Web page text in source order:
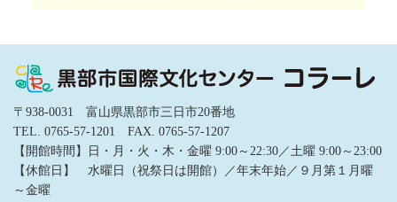
〒938-0031 富山県黒部市三日市20番地
TEL. 0765-57-1201 FAX. 0765-57-1207
【開館時間】日・月・火・木・金曜 9:00～22:30／土曜 9:00～23:00
【休館日】 水曜日（祝祭日は開館）／年末年始／９月第１月曜
～金曜